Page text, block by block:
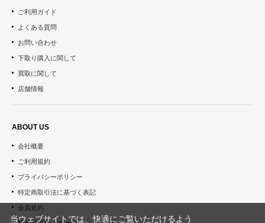
ご利用ガイド
よくある質問
お問い合わせ
下取り購入に関して
買取に関して
店舗情報
ABOUT US
会社概要
ご利用規約
プライバシーポリシー
特定商取引法に基づく表記
会員規約
当ウェブサイトでは、快適にご覧いただけるよう